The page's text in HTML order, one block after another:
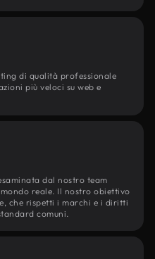
di qualità professionale
più veloci su web e
dal nostro team
reale. Il nostro obiettivo
che rispetti i marchi e i diritti
comuni.